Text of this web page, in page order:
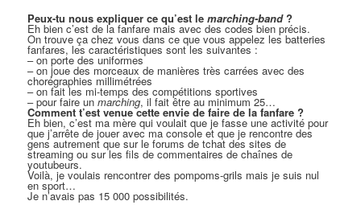
Peux-tu nous expliquer ce qu’est lemarching-band?
Eh bien c’est de la fanfare mais avec des codes bien précis.
On trouve ça chez vous dans ce que vous appelez les batteries
fanfares, les caractéristiques sont les suivantes :
– on porte des uniformes
– on joue des morceaux de manières très carrées avec des
chorégraphies millimétrées
– on fait les mi-temps des compétitions sportives
– pour faire unmarching, il fait être au minimum 25…
Comment t’est venue cette envie de faire de la fanfare ?
Eh bien, c’est ma mère qui voulait que je fasse une activité pour
que j’arrête de jouer avec ma console et que je rencontre des
gens autrement que sur le forums de tchat des sites de
streaming ou sur les fils de commentaires de chaînes de
youtubeurs.
Voilà, je voulais rencontrer des pompoms-grils mais je suis nul
en sport…
Je n’avais pas 15 000 possibilités.